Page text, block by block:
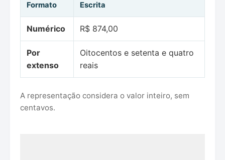
Formato Escrita
Numérico R$ 874,00
Por
extenso
Oitocentos e setenta e quatro
reais
A representação considera o valor inteiro, sem
centavos.